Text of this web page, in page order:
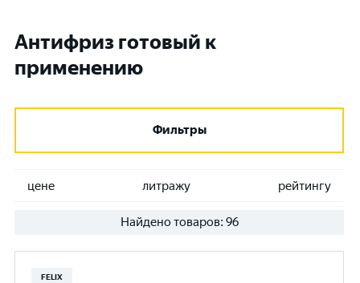
Антифриз готовый к
применению
Фильтры
цене литражу рейтингу
Найдено товаров: 96
FELIX